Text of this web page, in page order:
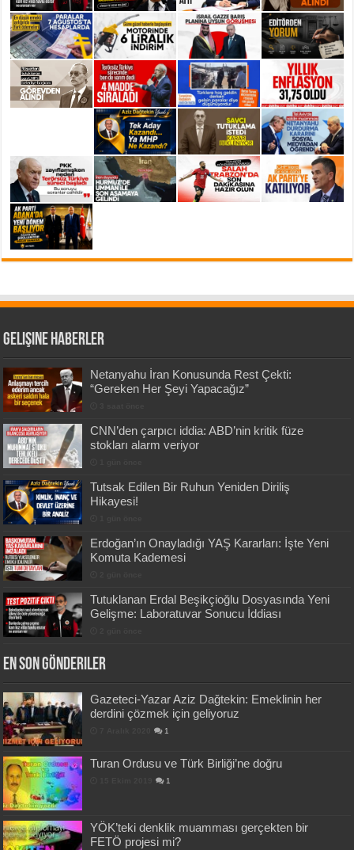
Gelişine Haberler
Netanyahu İran Konusunda Rest Çekti:
“Gereken Her Şeyi Yapacağız”
CNN’den çarpıcı iddia: ABD’nin kritik füze
stokları alarm veriyor
Tutsak Edilen Bir Ruhun Yeniden Diriliş
Hikayesi!
Erdoğan’ın Onayladığı YAŞ Kararları: İşte Yeni
Komuta Kademesi
Tutuklanan Erdal Beşikçioğlu Dosyasında Yeni
Gelişme: Laboratuvar Sonucu İddiası
En Son Gönderiler
Gazeteci-Yazar Aziz Dağtekin: Emeklinin her
derdini çözmek için geliyoruz
1
Turan Ordusu ve Türk Birliği’ne doğru
1
YÖK’teki denklik muamması gerçekten bir
FETÖ projesi mi?